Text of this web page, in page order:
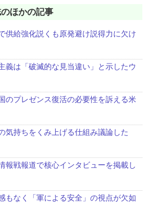
ほかの記事
供給強化説くも原発避け説得力に欠け
義は「破滅的な見当違い」と示したウ
のプレゼンス復活の必要性を訴える米
気持ちをくみ上げる仕組み議論した
報戦報道で核心インタビューを掲載し
もなく「軍による安全」の視点が欠如